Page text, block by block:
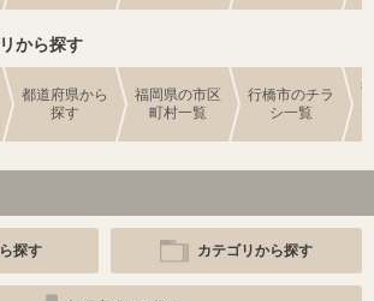
から探す
都道府県から
探す
福岡県の市区
町村一覧
行橋市のチラ
シ一覧
探す カテゴリから探す